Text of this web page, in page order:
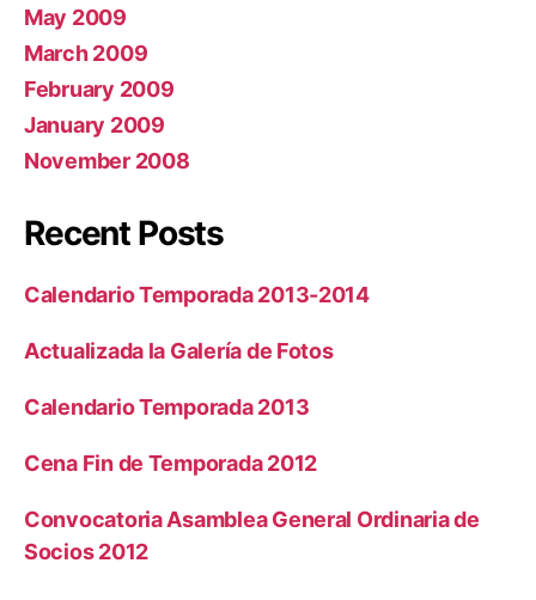
May 2009
March 2009
February 2009
January 2009
November 2008
Recent Posts
Calendario Temporada 2013-2014
Actualizada la Galería de Fotos
Calendario Temporada 2013
Cena Fin de Temporada 2012
Convocatoria Asamblea General Ordinaria de
Socios 2012